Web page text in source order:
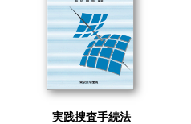
実践捜査手続法